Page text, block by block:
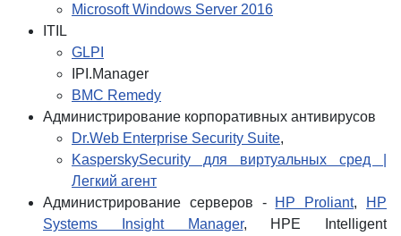
Microsoft Windows Server 2016
ITIL
GLPI
IPI.Manager
BMC Remedy
Администрирование корпоративных антивирусов
Dr.Web Enterprise Security Suite,
KasperskySecurity для виртуальных сред |
Легкий агент
Администрирование серверов - HP Proliant,
HP
Systems Insight Manager, HPE Intelligent